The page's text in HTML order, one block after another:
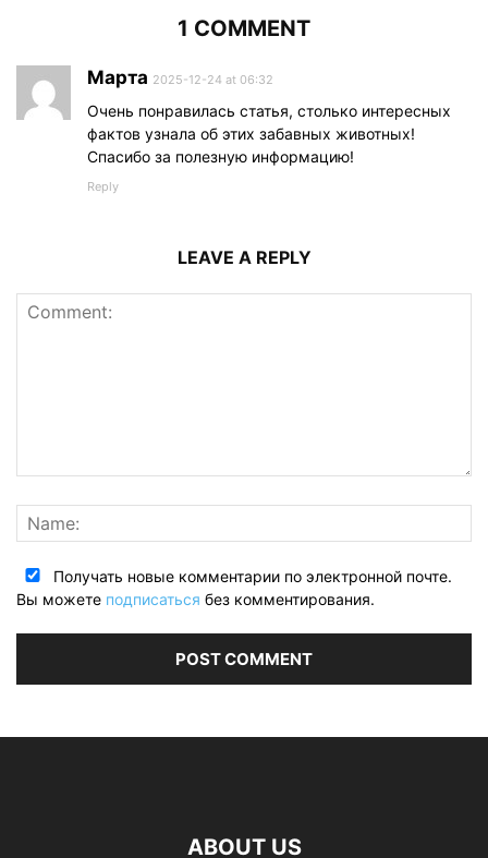
1 COMMENT
Марта 2025-12-24 at 06:32
Очень понравилась статья, столько интересных
фактов узнала об этих забавных животных!
Спасибо за полезную информацию!
Reply
LEAVE A REPLY
Получать новые комментарии по электронной почте.
Вы можете подписаться без комментирования.
ABOUT US